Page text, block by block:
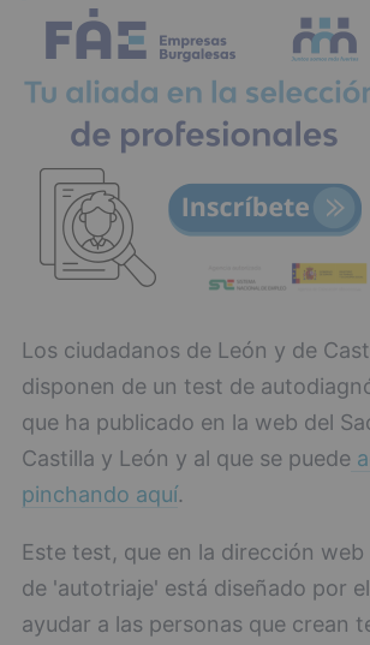
Los ciudadanos de León y de
disponen de un test de
que ha publicado en la web del
Castilla y León y al que se puede
pinchando aquí.
Este test, que en la dirección web
de 'autotriaje' está diseñado por
ayudar a las personas que crean